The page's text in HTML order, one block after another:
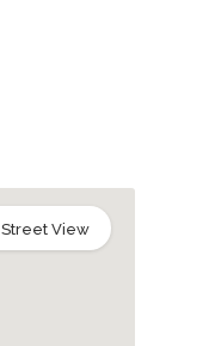
Street View